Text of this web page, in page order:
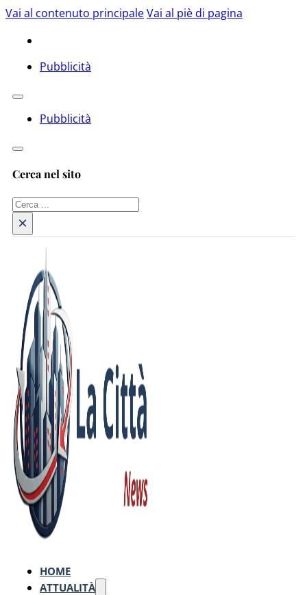
Vai al contenuto principaleVai al piè di pagina
Pubblicità
Pubblicità
Cerca nel sito
Cerca
×
HOME
ATTUALITÀ